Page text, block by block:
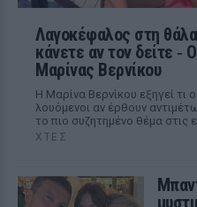
Λαγοκέφαλος στη
κάνετε αν τον δείτε ‑
Μαρίνας Βερνίκου
Η Μαρίνα Βερνίκου εξηγεί τι
λουόμενοι αν έρθουν
το πιο συζητημένο θέμα στις
ΧΤΕΣ